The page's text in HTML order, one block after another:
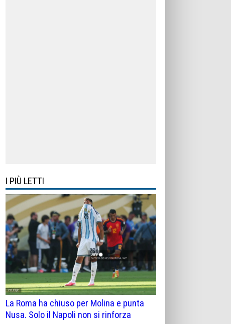
I PIÙ LETTI
La Roma ha chiuso per Molina e punta
Nusa. Solo il Napoli non si rinforza